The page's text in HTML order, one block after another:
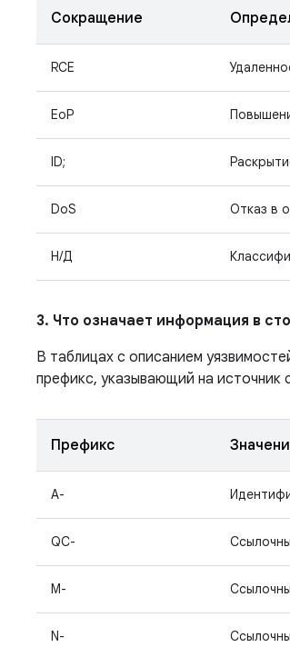
Сокращение
RCE
EoP
ID;
DoS Отказ в
Н/Д
3. Что означает информация в
В таблицах с описанием
префикс, указывающий на источник
Префикс
A-
QC-
M-
N-